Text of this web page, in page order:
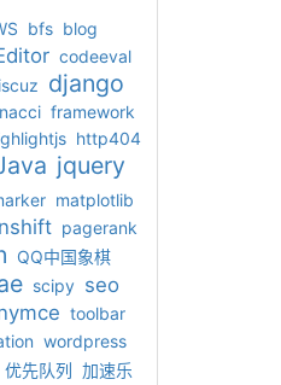
bfs blog
codeeval
django
framework
http404
jquery
matplotlib
pagerank
QQ中国象棋
scipy seo
toolbar
wordpress
优先队列 加速乐